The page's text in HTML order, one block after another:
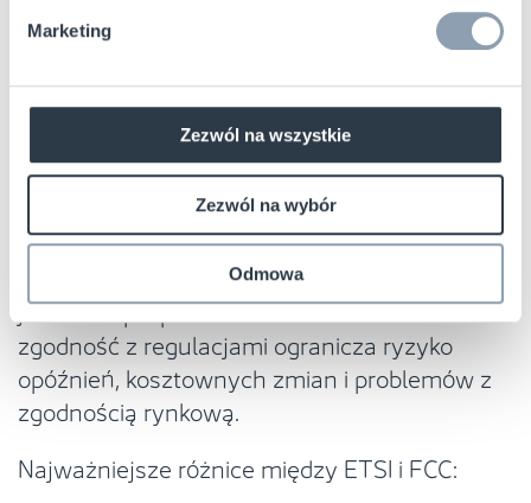
Marketing
Zezwól na wszystkie
Zezwól na wybór
Odmowa
testowanie i komercjalizację urządzeń.
Określają parametry pracy – częstotliwości,
limity mocy, zasady wykorzystania kanałów –
tworząc ramy, które pozwalają technologii
działać stabilnie oraz współistnieć z innymi
systemami.
Dlatego firmy chcące wdrożyć projekt RFID
powinny uwzględnić wymagania ETSI i FCC
już na etapie planowania. Wczesne zadbanie o
zgodność z regulacjami ogranicza ryzyko
opóźnień, kosztownych zmian i problemów z
zgodnością rynkową.
Najważniejsze różnice między ETSI i FCC: